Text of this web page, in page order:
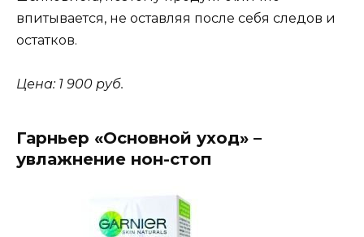
впитывается, не оставляя после себя следов и
остатков.
Цена: 1 900 руб.
Гарньер «Основной уход» –
увлажнение нон-стоп